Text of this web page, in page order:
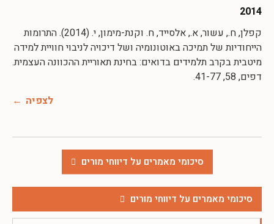
סיכומי מאמרים על דיווחי מורים
2014
קפלן, ח., עשור, א., אלסייד, ח. וקנת-מימון, י. (2014). התרומות
הייחודיות של תמיכה באוטונומיה ושל דיכויה לניבוי חוויית למידה
מיטבית בקרב תלמידים בדואים: בחינת תאוריית ההכוונה העצמית.
דפים, 58, 41-77.
לצפיה
סיכומי מאמרים על דיווחי מורים